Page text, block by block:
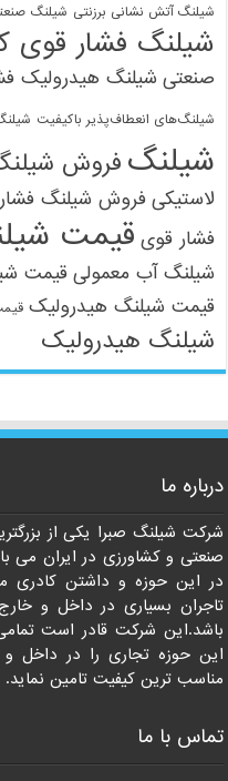
شیلنگ آتش نشانی برزنتی شیلنگ
شیلنگ فشار قوی
صنعتی شیلنگ هیدرولیک
شیلنگ‌های انعطاف‌پذیر باکیفیت
شیلنگ فروش
لاستیکی فروش شیلنگ
فشار قوی قیمت
شیلنگ آب معمولی قیمت
قیمت شیلنگ هیدرولیک
شیلنگ هیدرولیک
درباره ما
شرکت شیلنگ صبرا یکی از
صنعتی و کشاورزی در ایران می
در این حوزه و داشتن کادری
تاجران بسیاری در داخل و
باشد.این شرکت قادر است تمامی
این حوزه تجاری را در داخل
مناسب ترین کیفیت تامین نماید.
تماس با ما